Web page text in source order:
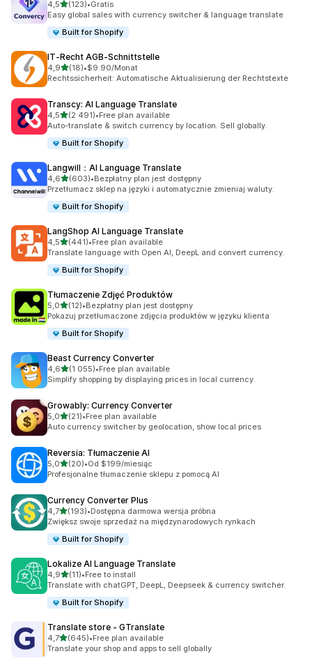
4,5na 5 gwiazdek
(123)
Łączna liczba recenzji: 123
•Gratis
Easy global sales with currency switcher & language translate
Built for Shopify
IT‑Recht AGB‑Schnittstelle
4,9na 5 gwiazdek
(18)
Łączna liczba recenzji: 18
•$9.90/Monat
Rechtssicherheit: Automatische Aktualisierung der Rechtstexte
Transcy: AI Language Translate
4,5na 5 gwiazdek
(2 491)
Łączna liczba recenzji: 2491
•Free plan available
Auto-translate & switch currency by location. Sell globally.
Built for Shopify
Langwill：AI Language Translate
4,6na 5 gwiazdek
(603)
Łączna liczba recenzji: 603
•Bezpłatny plan jest dostępny
Przetłumacz sklep na języki i automatycznie zmieniaj waluty.
Built for Shopify
LangShop AI Language Translate
4,5na 5 gwiazdek
(441)
Łączna liczba recenzji: 441
•Free plan available
Translate language with Open AI, DeepL and convert currency.
Built for Shopify
Tłumaczenie Zdjęć Produktów
5,0na 5 gwiazdek
(12)
Łączna liczba recenzji: 12
•Bezpłatny plan jest dostępny
Pokazuj przetłumaczone zdjęcia produktów w języku klienta
Built for Shopify
Beast Currency Converter
4,6na 5 gwiazdek
(1 055)
Łączna liczba recenzji: 1055
•Free plan available
Simplify shopping by displaying prices in local currency.
Growably: Currency Converter
5,0na 5 gwiazdek
(21)
Łączna liczba recenzji: 21
•Free plan available
Auto currency switcher by geolocation, show local prices
Reversia: Tłumaczenie AI
5,0na 5 gwiazdek
(20)
Łączna liczba recenzji: 20
•Od $199/miesiąc
Profesjonalne tłumaczenie sklepu z pomocą AI
Currency Converter Plus
4,7na 5 gwiazdek
(193)
Łączna liczba recenzji: 193
•Dostępna darmowa wersja próbna
Zwiększ swoje sprzedaż na międzynarodowych rynkach
Built for Shopify
Lokalize AI Language Translate
4,9na 5 gwiazdek
(11)
Łączna liczba recenzji: 11
•Free to install
Translate with chatGPT, DeepL, Deepseek & currency switcher.
Built for Shopify
Translate store ‑ GTranslate
4,7na 5 gwiazdek
(645)
Łączna liczba recenzji: 645
•Free plan available
Translate your shop and apps to sell globally